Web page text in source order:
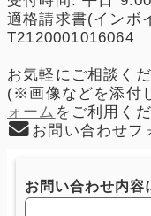
適格請求書(インボ
T2120001016064
お気軽にご相談く
(※画像などを添付
ォーム をご利用く
お問い合わせフ